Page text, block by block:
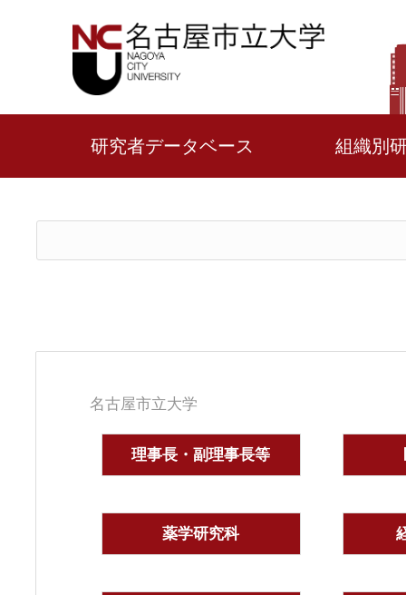
研究者データベース 組織別
名古屋市立大学
理事長・副理事長等
薬学研究科